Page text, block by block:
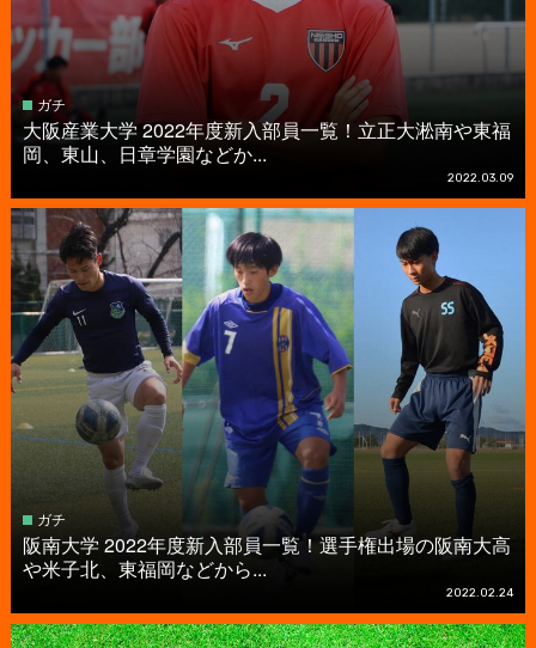
ガチ
大阪産業大学 2022年度新入部員一覧！立正大淞南や東福
岡、東山、日章学園などか...
2022.03.09
ガチ
阪南大学 2022年度新入部員一覧！選手権出場の阪南大高
や米子北、東福岡などから...
2022.02.24